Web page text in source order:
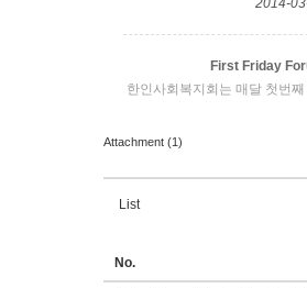
Attachment (1)
List
No.